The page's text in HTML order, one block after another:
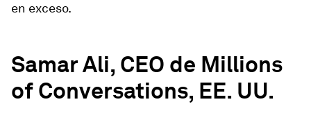
en exceso.
Samar Ali, CEO de Millions
of Conversations, EE. UU.